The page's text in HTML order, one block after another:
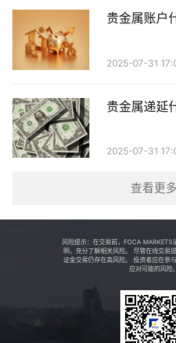
3. 提高资金利用率：通过
仓位，投资者可以更有效地利
利的仓位上被锁定，从而提升
进行“先平后开”的操作并不
资者需要具备一定的市场分析
等。同时，可以借助技术分析
2. 设定止损和止盈：在每
定好止损和止盈点，以减少情
贵金属账户
2025-07-31
贵金属递延
2025-07-31
查看更多
风险提示：在交易前，FOCA MARKETS
明，充分了解相关风险。 尽管在线交易
证金交易仍存在高风险。 投资者应在参
应对可能的风险。